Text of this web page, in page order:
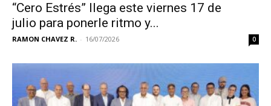
“Cero Estrés” llega este viernes 17 de
julio para ponerle ritmo y...
RAMON CHAVEZ R. - 16/07/2026 0